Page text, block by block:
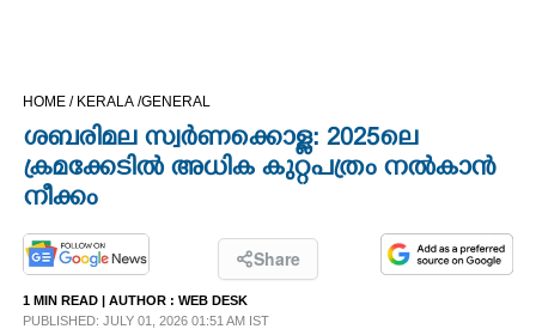
CINEMA
OPINION
PHOTOS
LIFESTYLE
HOME / KERALA /GENERAL
ശബരിമല സ്വർണക്കൊള്ള: 2025ലെ
ക്രമക്കേടിൽ അധിക കുറ്റപത്രം നൽകാൻ
നീക്കം
Share
1 MIN READ | AUTHOR : WEB DESK
PUBLISHED: JULY 01, 2026 01:51 AM IST